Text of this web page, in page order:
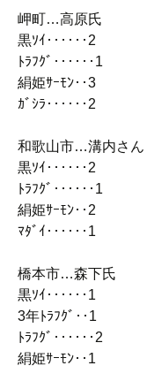
岬町…高原氏
黒ｿｲ‥‥‥2
ﾄﾗﾌｸﾞ‥‥‥1
絹姫ｻｰﾓﾝ‥3
ｶﾞｼﾗ‥‥‥2
和歌山市…溝内さん
黒ｿｲ‥‥‥2
ﾄﾗﾌｸﾞ‥‥‥1
絹姫ｻｰﾓﾝ‥2
ﾏﾀﾞｲ‥‥‥1
橋本市…森下氏
黒ｿｲ‥‥‥1
3年ﾄﾗﾌｸﾞ‥1
ﾄﾗﾌｸﾞ‥‥‥2
絹姫ｻｰﾓﾝ‥1